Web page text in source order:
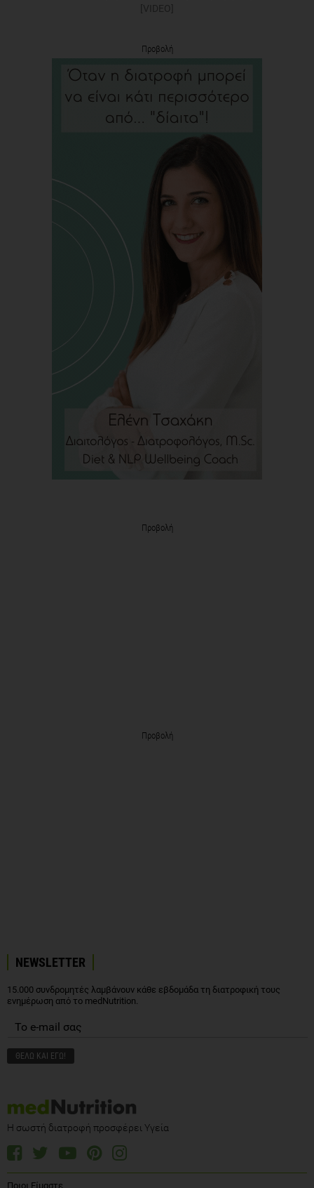
[VIDEO]
Προβολή
Προβολή
Προβολή
NEWSLETTER
15.000 συνδρομητές λαμβάνουν κάθε εβδομάδα τη διατροφική τους
ενημέρωση από το medNutrition.
Η σωστή διατροφή προσφέρει Υγεία
Ποιοι Είμαστε